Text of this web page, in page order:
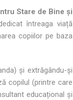
Stare de Bine și
întreaga viață
copiilor pe baza
și extrăgându-și
copilul (printre care
educațional și